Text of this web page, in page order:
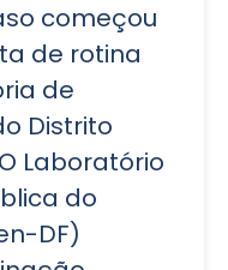
começou
de rotina
de
Distrito
Laboratório
do
DF)